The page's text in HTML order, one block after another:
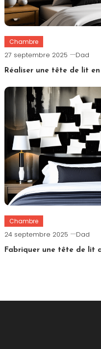
Chambre
27 septembre 2025 Dad
Réaliser une tête de lit
Chambre
24 septembre 2025 Dad
Fabriquer une tête de lit